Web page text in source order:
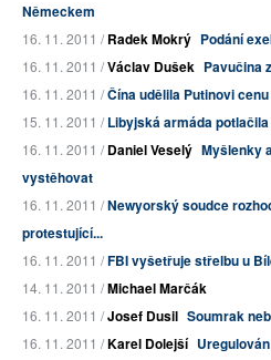
Německem
16. 11. 2011 /Radek Mokrý Podání
16. 11. 2011 /Václav Dušek Pavučina
16. 11. 2011 /Čína udělila Putinovi
15. 11. 2011 /Libyjská armáda
16. 11. 2011 /Daniel Veselý Myšlenky
vystěhovat
16. 11. 2011 /Newyorský soudce
protestující...
16. 11. 2011 /FBI vyšetřuje střelbu u
14. 11. 2011 /Michael Marčák
16. 11. 2011 /Josef Dusil Soumrak
16. 11. 2011 /Karel Dolejší Uregulován